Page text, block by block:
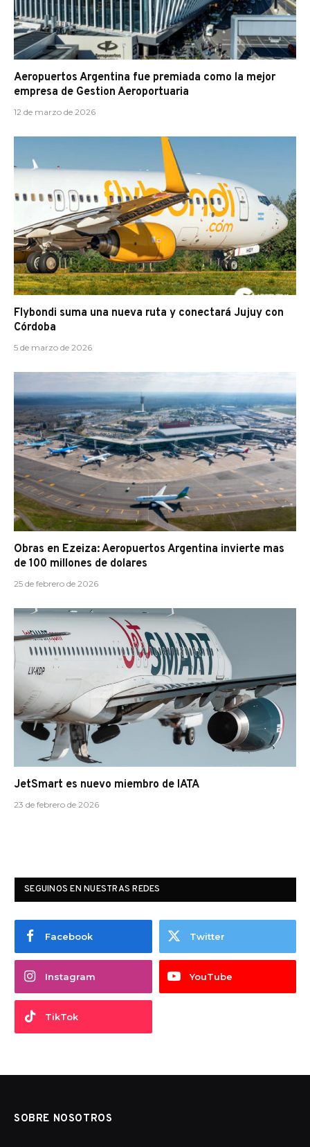
Aeropuertos Argentina fue premiada como la mejor
empresa de Gestion Aeroportuaria
12 de marzo de 2026
Flybondi suma una nueva ruta y conectará Jujuy con
Córdoba
5 de marzo de 2026
Obras en Ezeiza: Aeropuertos Argentina invierte mas
de 100 millones de dolares
25 de febrero de 2026
JetSmart es nuevo miembro de IATA
23 de febrero de 2026
SEGUINOS EN NUESTRAS REDES
Facebook Twitter
Instagram YouTube
TikTok
SOBRE NOSOTROS